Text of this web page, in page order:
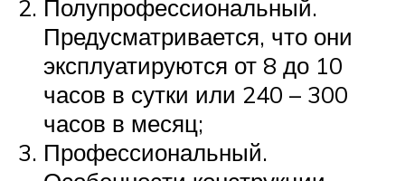
Полупрофессиональный.
Предусматривается, что они
эксплуатируются от 8 до 10
часов в сутки или 240 – 300
часов в месяц;
Профессиональный.